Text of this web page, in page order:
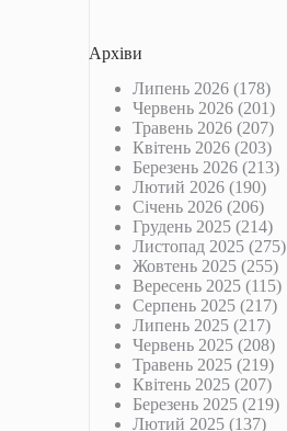
Архіви
Липень 2026 (178)
Червень 2026 (201)
Травень 2026 (207)
Квітень 2026 (203)
Березень 2026 (213)
Лютий 2026 (190)
Січень 2026 (206)
Грудень 2025 (214)
Листопад 2025 (275)
Жовтень 2025 (255)
Вересень 2025 (115)
Серпень 2025 (217)
Липень 2025 (217)
Червень 2025 (208)
Травень 2025 (219)
Квітень 2025 (207)
Березень 2025 (219)
Лютий 2025 (137)